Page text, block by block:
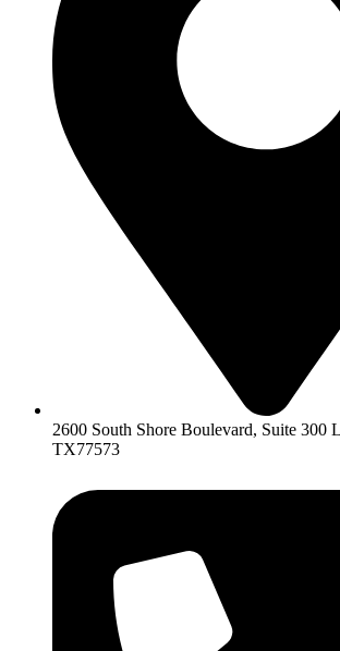
2600 South Shore Boulevard, Suite 300
TX77573